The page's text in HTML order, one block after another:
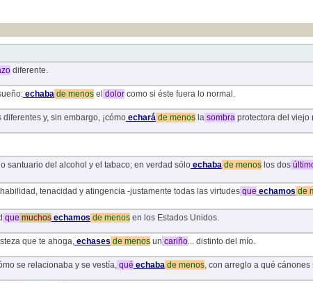
diferente.
echabade menosel dolorcomo si éste fuera lo normal.
y, sin embargo, ¡cómoecharáde menoslasombraprotectora del viejo
santuario del alcohol y el tabaco; en verdad sóloechabade menoslos dos
tenacidad y atingencia -justamente todas las virtudesque echamos de
que muchosechamos de menosen los Estados Unidos.
que te ahoga,echases de menosun cariño... distinto del mío.
se relacionaba y se vestía,qué echabade menos, con arreglo a qué cánones